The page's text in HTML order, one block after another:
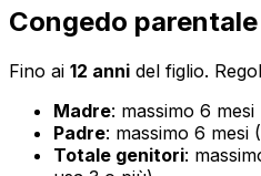
Congedo parentale
Fino ai 12 anni del figlio.
Madre: massimo 6 mesi
Padre: massimo 6 mesi
Totale genitori: